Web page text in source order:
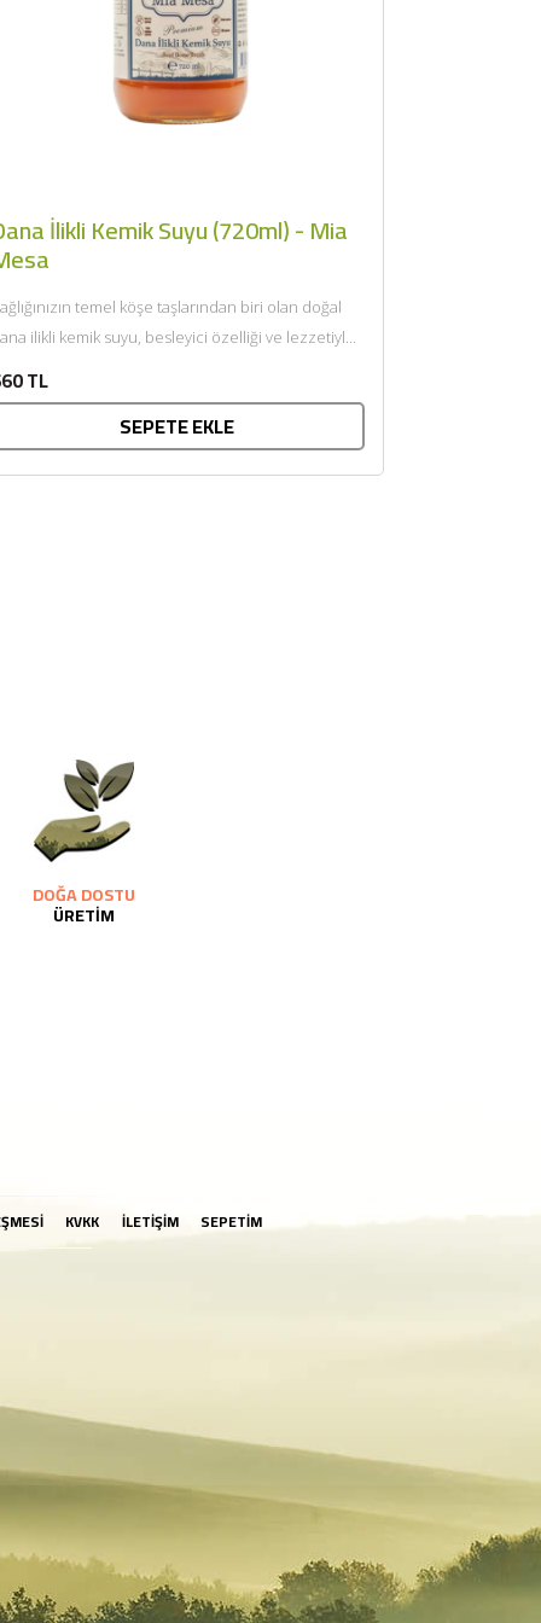
İlikli Kemik Suyu (720ml) - Mia
temel köşe taşlarından biri olan doğal
ilikli kemik suyu, besleyici özelliği ve lezzetiyle
TL
SEPETE EKLE
DOĞA DOSTU
ÜRETİM
KVKK İLETİŞİM SEPETİM